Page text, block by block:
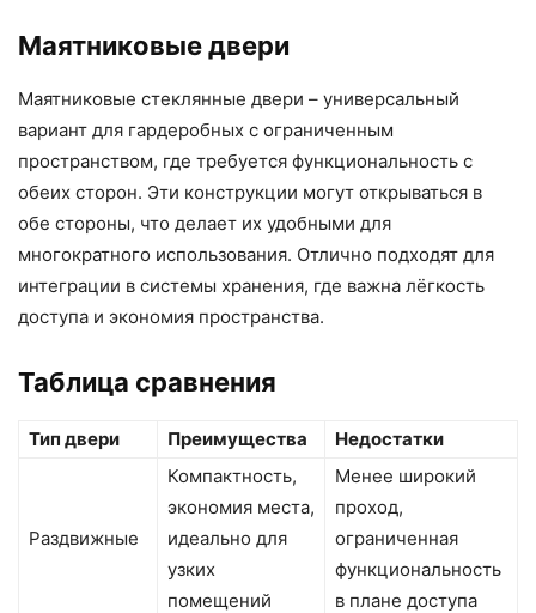
Маятниковые двери
Маятниковые стеклянные двери – универсальный
вариант для гардеробных с ограниченным
пространством, где требуется функциональность с
обеих сторон. Эти конструкции могут открываться в
обе стороны, что делает их удобными для
многократного использования. Отлично подходят для
интеграции в системы хранения, где важна лёгкость
доступа и экономия пространства.
Таблица сравнения
Тип двери Преимущества Недостатки
Раздвижные
Компактность,
экономия места,
идеально для
узких
помещений
Менее широкий
проход,
ограниченная
функциональность
в плане доступа